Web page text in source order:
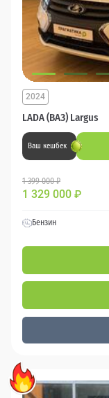
LADA (ВАЗ) Largus
2024
Ваш кешбек
1 399 000 ₽
1 329 000 ₽
Бензин